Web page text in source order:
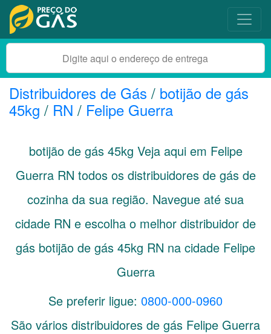
Distribuidores de Gás / botijão de gás
45kg / RN / Felipe Guerra
botijão de gás 45kg Veja aqui em Felipe
Guerra RN todos os distribuidores de gás de
cozinha da sua região. Navegue até sua
cidade RN e escolha o melhor distribuidor de
gás botijão de gás 45kg RN na cidade Felipe
Guerra
Se preferir ligue: 0800-000-0960
São vários distribuidores de gás Felipe Guerra